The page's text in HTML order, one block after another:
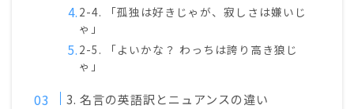
2-4. 「孤独は好きじゃが、寂しさは嫌いじ
ゃ」
2-5. 「よいかな？ わっちは誇り高き狼じ
ゃ」
3. 名言の英語訳とニュアンスの違い